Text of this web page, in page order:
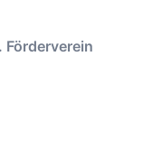
Förderverein